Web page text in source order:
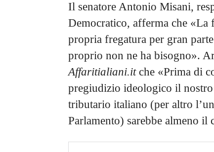
Il senatore Antonio Misani,
Democratico, afferma che «La
propria fregatura per gran
proprio non ne ha bisogno».
Affaritialiani.it che «Prima di
pregiudizio ideologico il
tributario italiano (per altro
Parlamento) sarebbe almeno il